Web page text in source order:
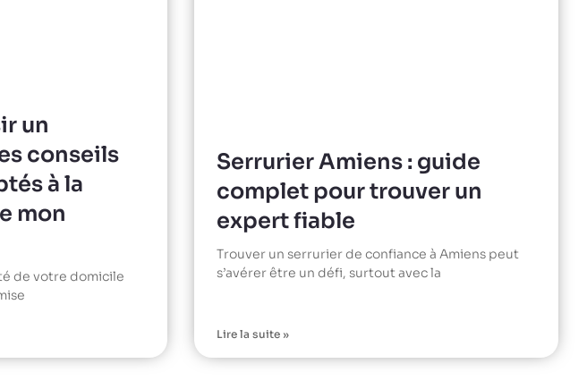
un
conseils
à la
mon
de votre domicile
Serrurier Amiens : guide
complet pour trouver un
expert fiable
Trouver un serrurier de confiance à Amiens peut
s’avérer être un défi, surtout avec la
Lire la suite »